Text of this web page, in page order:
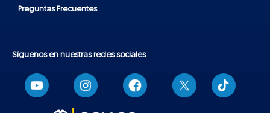
Preguntas Frecuentes
Síguenos en nuestras redes sociales
T
i
k